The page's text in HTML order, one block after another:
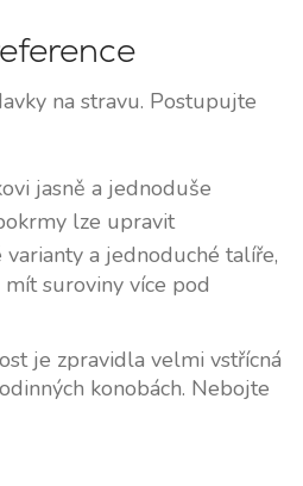
na stravu. Postupujte
jasně a jednoduše
lze upravit
a jednoduché talíře,
suroviny více pod
je zpravidla velmi vstřícná
konobách. Nebojte